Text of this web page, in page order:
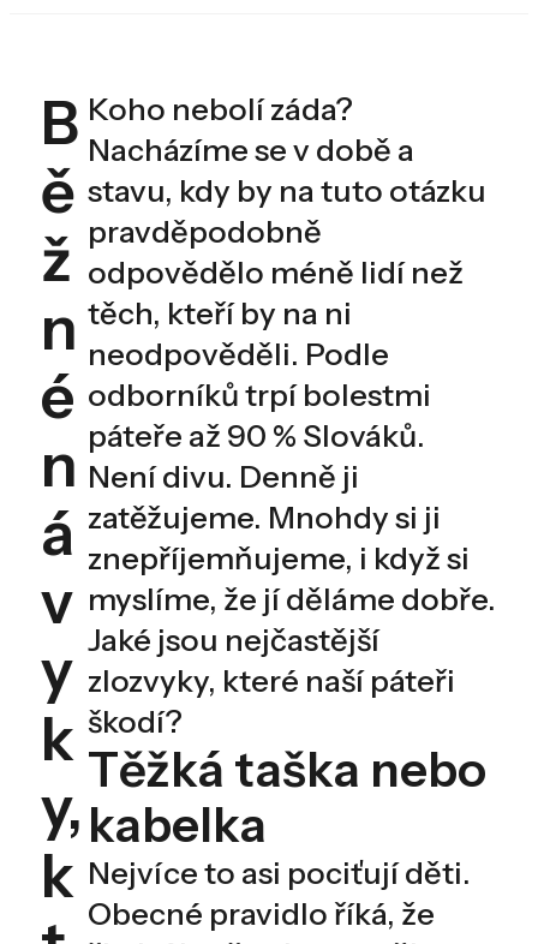
B
ě
ž
n
é
n
á
v
y
k
y,
k
Koho nebolí záda?
Nacházíme se v době a
stavu, kdy by na tuto otázku
pravděpodobně
odpovědělo méně lidí než
těch, kteří by na ni
neodpověděli. Podle
odborníků trpí bolestmi
páteře až 90 % Slováků.
Není divu. Denně ji
zatěžujeme. Mnohdy si ji
znepříjemňujeme, i když si
myslíme, že jí děláme dobře.
Jaké jsou nejčastější
zlozvyky, které naší páteři
škodí?
Těžká taška nebo
kabelka
Nejvíce to asi pociťují děti.
Obecné pravidlo říká, že